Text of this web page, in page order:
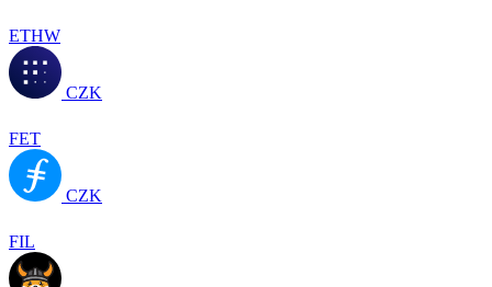
ETHW
CZK
FET
CZK
FIL